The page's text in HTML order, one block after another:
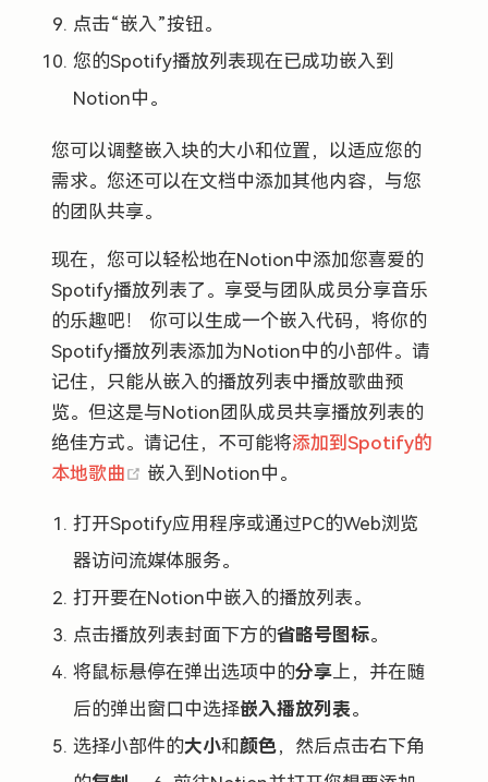
点击“嵌入”按钮。
您的Spotify播放列表现在已成功嵌入到
Notion中。
您可以调整嵌入块的大小和位置，以适应您的
需求。您还可以在文档中添加其他内容，与您
的团队共享。
现在，您可以轻松地在Notion中添加您喜爱的
Spotify播放列表了。享受与团队成员分享音乐
的乐趣吧！ 你可以生成一个嵌入代码，将你的
Spotify播放列表添加为Notion中的小部件。请
记住，只能从嵌入的播放列表中播放歌曲预
览。但这是与Notion团队成员共享播放列表的
绝佳方式。请记住，不可能将添加到Spotify的
本地歌曲
(opens new window)
嵌入到Notion中。
打开Spotify应用程序或通过PC的Web浏览
器访问流媒体服务。
打开要在Notion中嵌入的播放列表。
点击播放列表封面下方的省略号图标。
将鼠标悬停在弹出选项中的分享上，并在随
后的弹出窗口中选择嵌入播放列表。
选择小部件的大小和颜色，然后点击右下角